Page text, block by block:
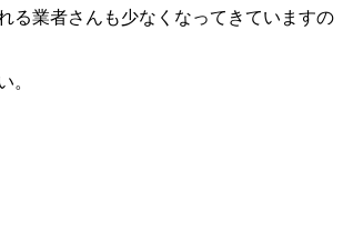
る業者さんも少なくなってきていますの
。